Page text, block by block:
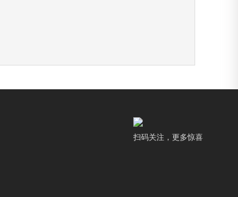
扫码关注，更多惊喜